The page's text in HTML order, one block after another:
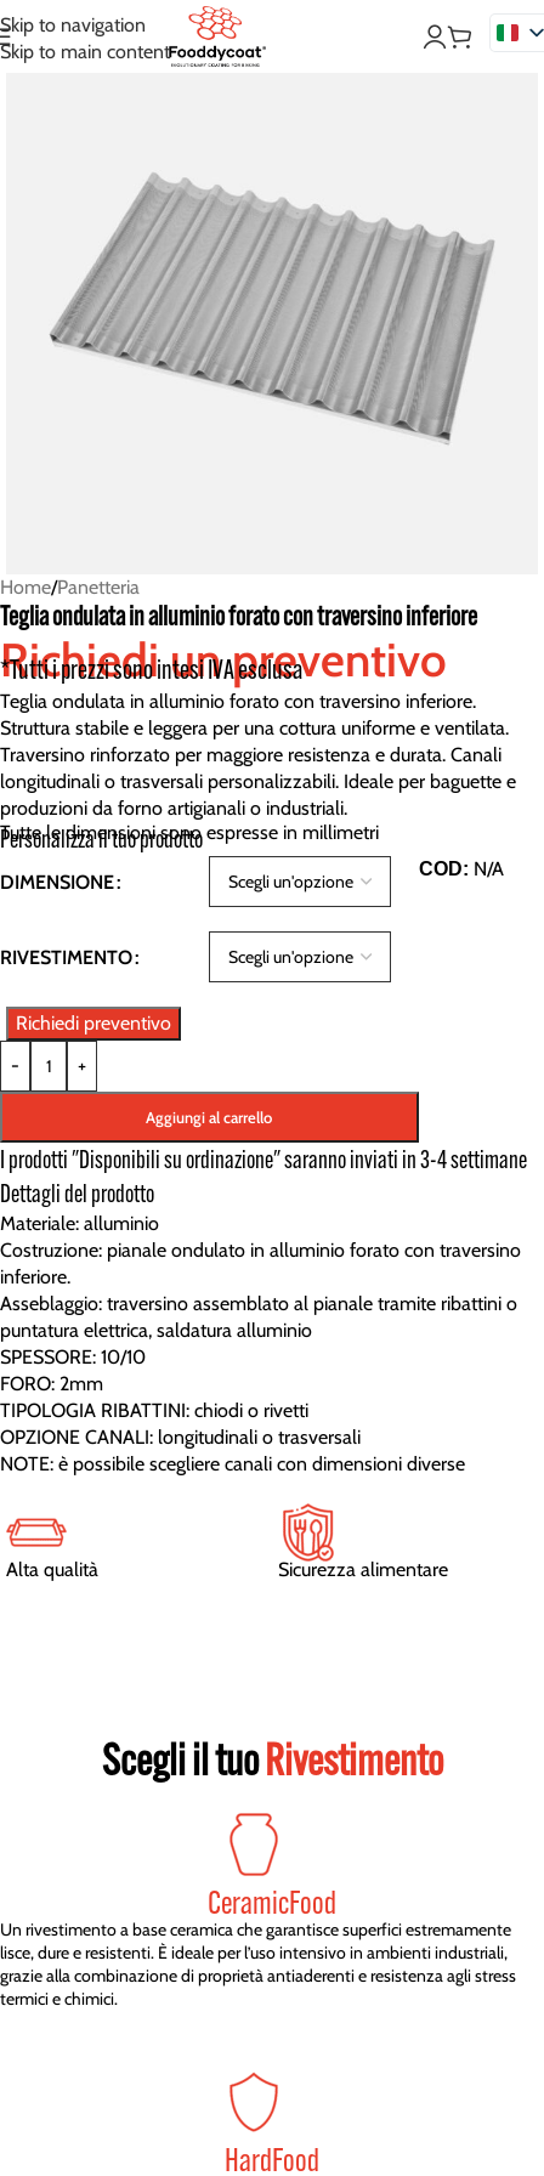
Skip to navigation
Skip to main content
Home/Panetteria
Teglia ondulata in alluminio forato con traversino inferiore
Richiedi un preventivo
*Tutti i prezzi sono intesi IVA esclusa
Teglia ondulata in alluminio forato con traversino inferiore.
Struttura stabile e leggera per una cottura uniforme e ventilata.
Traversino rinforzato per maggiore resistenza e durata. Canali
longitudinali o trasversali personalizzabili. Ideale per baguette e
produzioni da forno artigianali o industriali.
Personalizza il tuo prodotto
Tutte le dimensioni sono espresse in millimetri
DIMENSIONE
RIVESTIMENTO
- +
Aggiungi al carrello
Richiedi preventivo
COD: N/A
I prodotti "Disponibili su ordinazione" saranno inviati in 3-4 settimane
Dettagli del prodotto
Materiale: alluminio
Costruzione: pianale ondulato in alluminio forato con traversino
inferiore.
Asseblaggio: traversino assemblato al pianale tramite ribattini o
puntatura elettrica, saldatura alluminio
SPESSORE: 10/10
FORO: 2mm
TIPOLOGIA RIBATTINI: chiodi o rivetti
OPZIONE CANALI: longitudinali o trasversali
NOTE: è possibile scegliere canali con dimensioni diverse
Alta qualità Sicurezza alimentare
Scegli il tuoRivestimento
CeramicFood
Un rivestimento a base ceramica che garantisce superfici estremamente
lisce, dure e resistenti. È ideale per l’uso intensivo in ambienti industriali,
grazie alla combinazione di proprietà antiaderenti e resistenza agli stress
termici e chimici.
HardFood